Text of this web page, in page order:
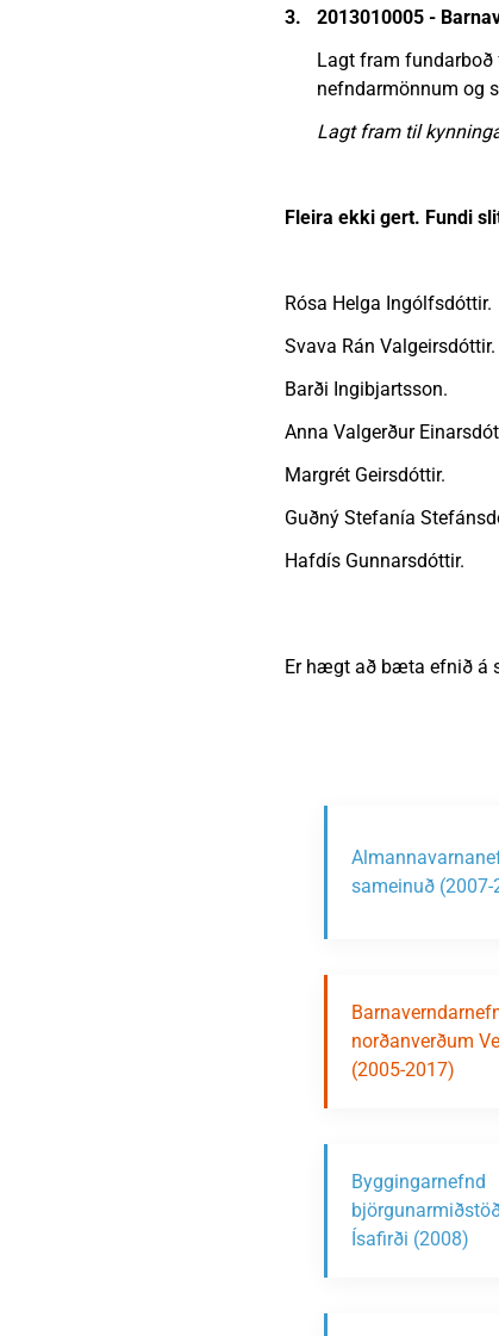
3.
2013010005 -
Lagt fram fundarboð
nefndarmönnum og
Lagt fram til
Fleira ekki gert. Fundi
Rósa Helga Ingólfsdóttir.
Svava Rán Valgeirsdóttir.
Barði Ingibjartsson.
Anna Valgerður
Margrét Geirsdóttir.
Guðný Stefanía
Hafdís Gunnarsdóttir.
Er hægt að bæta efnið á
sameinuð (2007-
norðanverðum
(2005-2017)
Byggingarnefnd
Ísafirði (2008)